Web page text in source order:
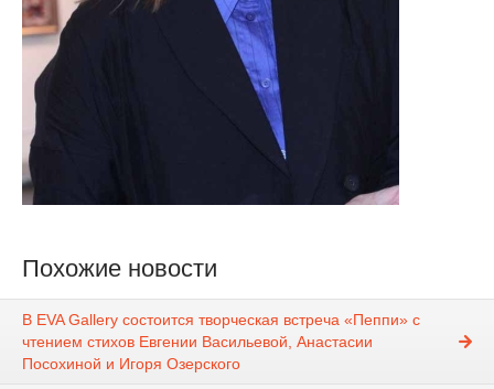
Похожие новости
В EVA Gallery состоится творческая встреча «Пеппи» с
чтением стихов Евгении Васильевой, Анастасии
Посохиной и Игоря Озерского